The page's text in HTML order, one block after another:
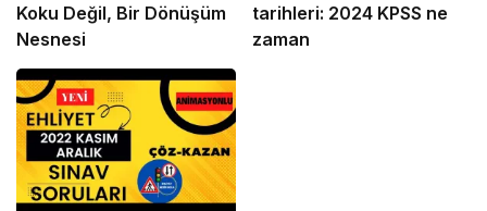
Koku Değil, Bir Dönüşüm
Nesnesi
tarihleri: 2024 KPSS ne
zaman